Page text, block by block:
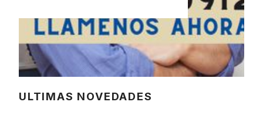
ULTIMAS NOVEDADES